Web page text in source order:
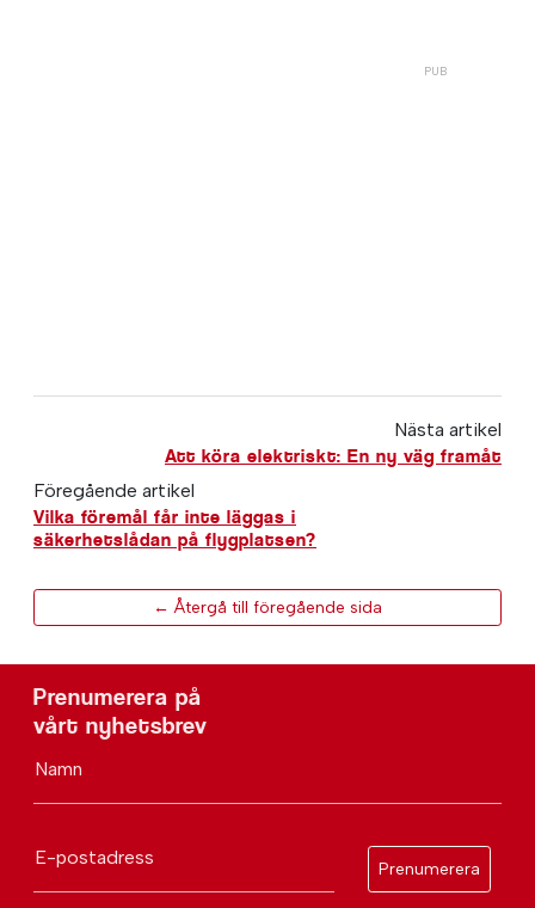
Nästa artikel
Att köra elektriskt: En ny väg framåt
Föregående artikel
Vilka föremål får inte läggas i
säkerhetslådan på flygplatsen?
← Återgå till föregående sida
Prenumerera på
vårt nyhetsbrev
Namn
E-postadress
Prenumerera